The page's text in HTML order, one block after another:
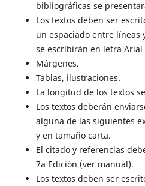
bibliográficas se
Los textos deben ser
un espaciado entre líneas
se escribirán en letra Arial
Márgenes.
Tablas, ilustraciones.
La longitud de los textos
Los textos deberán
alguna de las siguientes
y en tamaño carta.
El citado y referencias
7a Edición (ver manual).
Los textos deben ser